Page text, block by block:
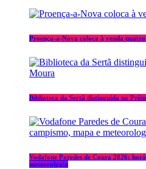
Proença-a-Nova coloca à venda
Biblioteca da Sertã distinguida no
Vodafone Paredes de Coura 2026:
meteorologia